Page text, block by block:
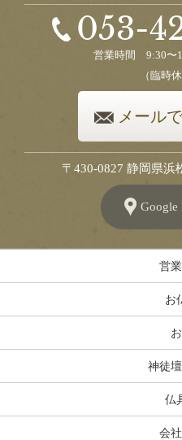
053-
営業時間 9:30〜
（臨時
メール
〒430-0827 静岡県浜
Google
営
お
神徒
仏
会